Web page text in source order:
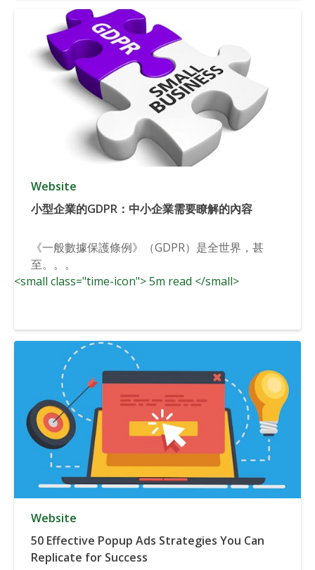
Website
小型企業的GDPR：中小企業需要瞭解的內容
《一般數據保護條例》（GDPR）是全世界，甚
至。。。
<small class="time-icon"> 5m read </small>
Website
50 Effective Popup Ads Strategies You Can
Replicate for Success